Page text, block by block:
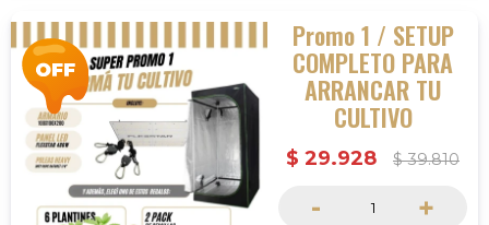
Promo 1 / SETUP
COMPLETO PARA
ARRANCAR TU
CULTIVO
$ 29.928 $ 39.810
- +